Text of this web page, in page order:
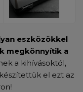
eszközökkel
megkönnyítik a
a kihívásoktól,
el ezt az